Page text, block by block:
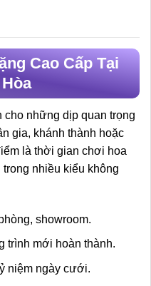
Cao Cấp Tại
những dịp quan trọng
gia, khánh thành hoặc
là thời gian chơi hoa
nhiều kiểu không
showroom.
trình mới hoàn thành.
niệm ngày cưới.